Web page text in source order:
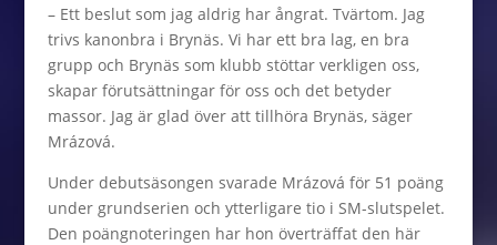
– Ett beslut som jag aldrig har ångrat. Tvärtom. Jag
trivs kanonbra i Brynäs. Vi har ett bra lag, en bra
grupp och Brynäs som klubb stöttar verkligen oss,
skapar förutsättningar för oss och det betyder
massor. Jag är glad över att tillhöra Brynäs, säger
Mrázová.
Under debutsäsongen svarade Mrázová för 51 poäng
under grundserien och ytterligare tio i SM-slutspelet.
Den poängnoteringen har hon överträffat den här